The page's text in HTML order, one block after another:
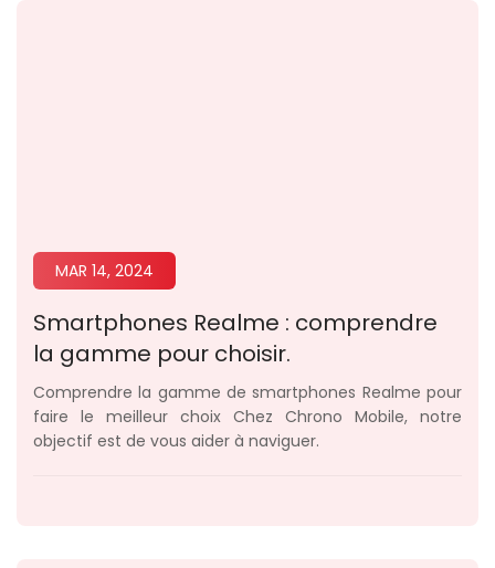
Smartphones Realme : comprendre
la gamme pour choisir.
Comprendre la gamme de smartphones Realme pour
faire le meilleur choix Chez Chrono Mobile, notre
objectif est de vous aider à naviguer.
MAR 14, 2024